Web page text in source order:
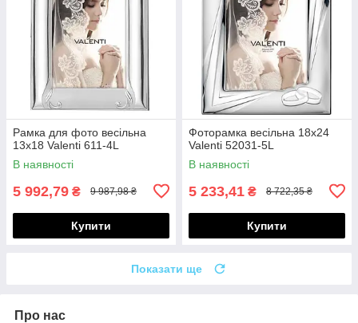
Рамка для фото весільна
13х18 Valenti 611-4L
В наявності
5 992,79 ₴ 9 987,98 ₴
Купити
Фоторамка весільна 18х24
Valenti 52031-5L
В наявності
5 233,41 ₴ 8 722,35 ₴
Купити
Показати ще
Про нас